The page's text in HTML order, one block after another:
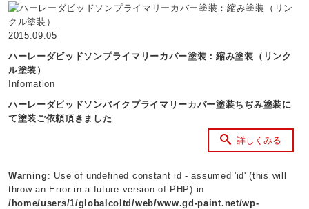
2015.09.05
ハーレーダビッドソンプライマリーカバー塗装：縮み塗装（リンク
ル塗装）
Infomation
ハーレーダビッドソンバイクプライマリーカバー塗装ちぢみ塗装に
て塗装ご依頼頂きました
詳しくみる
Warning : Use of undefined constant id - assumed 'id' (this will
throw an Error in a future version of PHP) in
/home/users/1/globalcoltd/web/www.gd-paint.net/wp-